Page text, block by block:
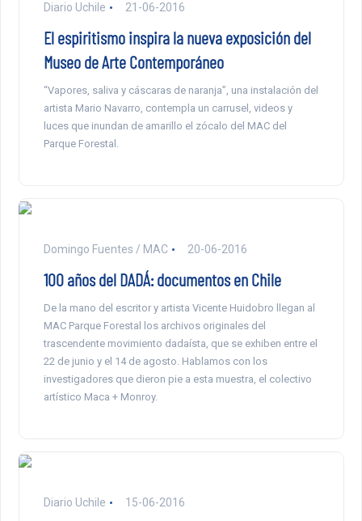
Diario Uchile 21-06-2016
El espiritismo inspira la nueva exposición del
Museo de Arte Contemporáneo
“Vapores, saliva y cáscaras de naranja”, una instalación del
artista Mario Navarro, contempla un carrusel, videos y
luces que inundan de amarillo el zócalo del MAC del
Parque Forestal.
Domingo Fuentes / MAC 20-06-2016
100 años del DADÁ: documentos en Chile
De la mano del escritor y artista Vicente Huidobro llegan al
MAC Parque Forestal los archivos originales del
trascendente movimiento dadaísta, que se exhiben entre el
22 de junio y el 14 de agosto. Hablamos con los
investigadores que dieron pie a esta muestra, el colectivo
artístico Maca + Monroy.
Diario Uchile 15-06-2016